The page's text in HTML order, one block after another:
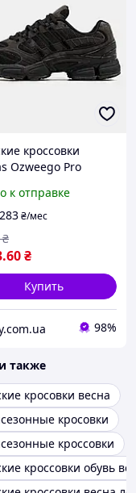
кроссовки
Ozweego Pro
демисезонные
для
носки Cod:
к отправке
283₴/мес
.60₴
₴
Купить
98%
также
кросовки весна
кросовки
кроссовки
кроссовки обувь